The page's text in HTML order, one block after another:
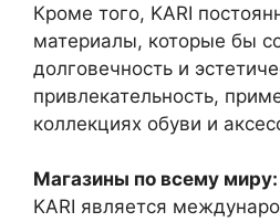
Кроме того, KARI
материалы, которые бы
долговечность и
привлекательность,
коллекциях обуви и
Магазины по всему миру:
KARI является